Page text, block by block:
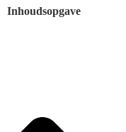
Inhoudsopgave